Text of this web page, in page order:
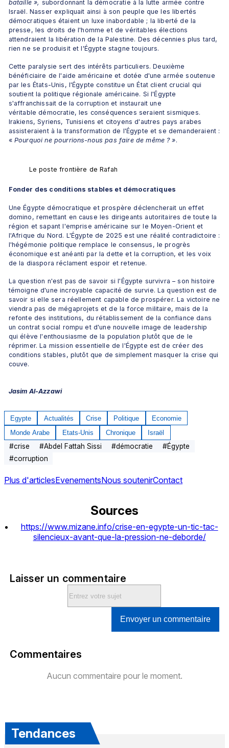
bataille », subordonnant la démocratie à la lutte armée contre
Israël. Nasser expliquait ainsi à son peuple que les libertés
démocratiques étaient un luxe inabordable ; la liberté de la
presse, les droits de l'homme et de véritables élections
attendraient la libération de la Palestine. Des décennies plus tard,
rien ne se produisit et l'Égypte stagne toujours.
Cette paralysie sert des intérêts particuliers. Deuxième
bénéficiaire de l'aide américaine et dotée d'une armée soutenue
par les États-Unis, l'Égypte constitue un État client crucial qui
soutient la politique régionale américaine. Si l'Égypte
s'affranchissait de la corruption et instaurait une
véritable démocratie, les conséquences seraient sismiques.
Irakiens, Syriens, Tunisiens et citoyens d'autres pays arabes
assisteraient à la transformation de l'Égypte et se demanderaient :
« Pourquoi ne pourrions-nous pas faire de même ? ».
Le poste frontière de Rafah
Fonder des conditions stables et démocratiques
Une Égypte démocratique et prospère déclencherait un effet
domino, remettant en cause les dirigeants autoritaires de toute la
région et sapant l'emprise américaine sur le Moyen-Orient et
l'Afrique du Nord. L'Égypte de 2025 est une réalité contradictoire :
l'hégémonie politique remplace le consensus, le progrès
économique est anéanti par la dette et la corruption, et les voix
de la diaspora réclament espoir et retenue.
La question n'est pas de savoir si l'Égypte survivra – son histoire
témoigne d'une incroyable capacité de survie. La question est de
savoir si elle sera réellement capable de prospérer. La victoire ne
viendra pas de mégaprojets et de la force militaire, mais de la
refonte des institutions, du rétablissement de la confiance dans
un contrat social rompu et d'une nouvelle image de leadership
qui élève l'enthousiasme de la population plutôt que de le
réprimer. La mission essentielle de l'Égypte est de créer des
conditions stables, plutôt que de simplement masquer la crise qui
couve.
Jasim Al-Azzawi
Egypte Actualités Crise Politique
Economie
Monde Arabe
Etats-Unis Chronique Israël
#crise #Abdel Fattah Sissi #démocratie #Égypte
#corruption
Plus d'articlesEvenementsNous soutenirContact
Sources
https://www.mizane.info/crise-en-egypte-un-tic-tac-
silencieux-avant-que-la-pression-ne-deborde/
Laisser un commentaire
Envoyer un commentaire
Commentaires
Aucun commentaire pour le moment.
Tendances